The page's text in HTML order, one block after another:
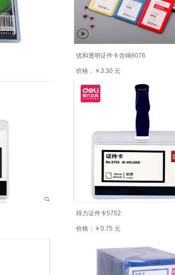
优和透明证件卡含绳6076
价格：￥3.30 元
得力证件卡5752
价格：￥0.75 元